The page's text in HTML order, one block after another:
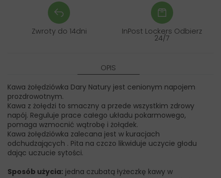
Zwroty do 14dni InPost Lockers Odbierz
24/7
OPIS
Kawa żołędziówka Dary Natury jest cenionym napojem
prozdrowotnym.
Kawa z żołędzi to smaczny a przede wszystkim zdrowy
napój. Reguluje prace całego układu pokarmowego,
pomaga wzmocnić wątrobę i żołądek.
Kawa żołędziówka zalecana jest w kuracjach
odchudzających . Pita na czczo likwiduje uczycie głodu
dając uczucie sytości.
Sposób użycia: jedna czubatą łyżeczkę kawy w